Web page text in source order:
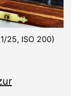
25, ISO 200)